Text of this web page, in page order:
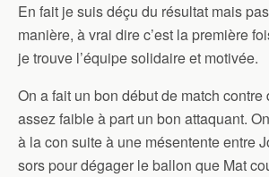
En fait je suis déçu du résultat mais
manière, à vrai dire c’est la première
je trouve l’équipe solidaire et motivée.
On a fait un bon début de match
assez faible à part un bon attaquant.
à la con suite à une mésentente entre
sors pour dégager le ballon que Mat